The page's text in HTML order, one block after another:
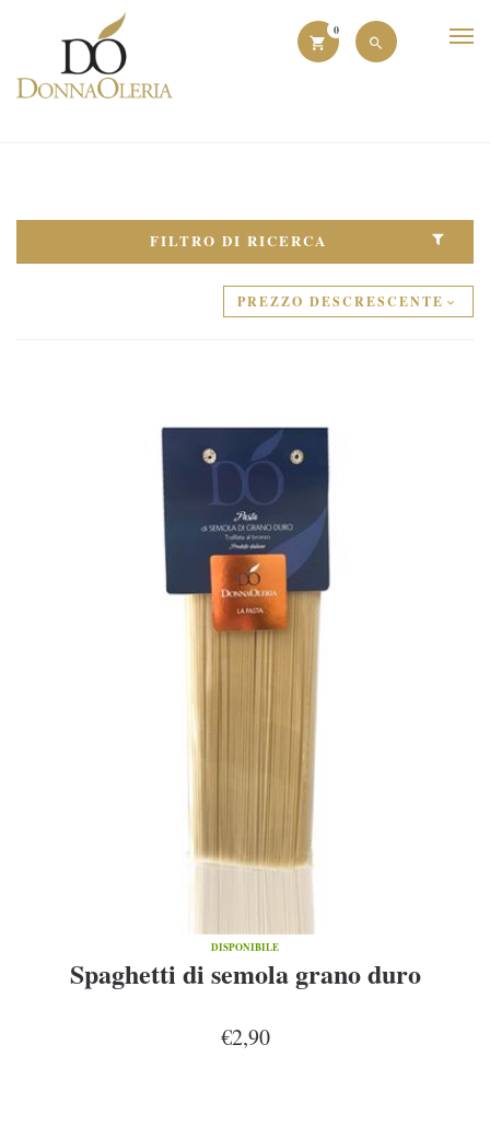
0
FILTRO DI RICERCA
PREZZO DESCRESCENTE
DISPONIBILE
Spaghetti di semola grano duro
€2,90